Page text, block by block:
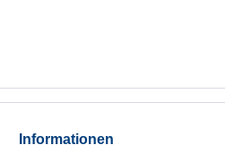
Informationen